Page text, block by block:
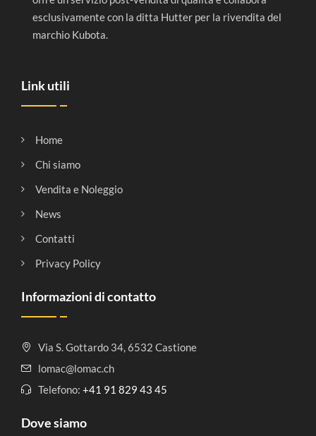
esclusivamente con la ditta Hutter per la rivendita del
marchio Kubota.
Link utili
Home
Chi siamo
Vendita e Noleggio
News
Contatti
Privacy Policy
Informazioni di contatto
Via S. Gottardo 34, 6532 Castione
lomac@lomac.ch
Telefono: +41 91 829 43 45
Dove siamo